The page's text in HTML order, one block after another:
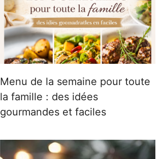
Menu de la semaine pour toute
la famille : des idées
gourmandes et faciles